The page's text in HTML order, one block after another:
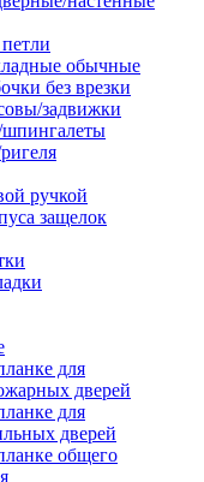
обычные
без врезки
задвижки
ручкой
защелок
для
дверей
для
дверей
общего